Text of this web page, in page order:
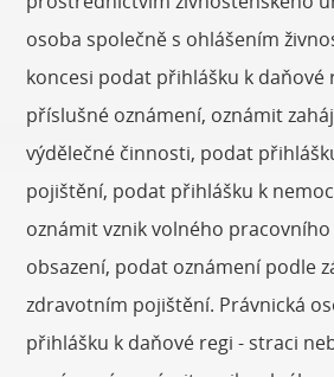
osoba společně s ohlášením
koncesi podat přihlášku k daňové
příslušné oznámení, oznámit
výdělečné činnosti, podat
pojištění, podat přihlášku k
oznámit vznik volného
obsazení, podat oznámení podle
zdravotním pojištění. Právnická
přihlášku k daňové regi - straci